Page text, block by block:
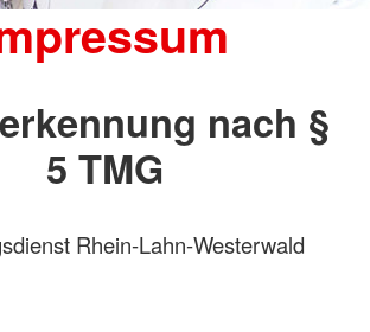
nach §
5 TMG
Rhein-Lahn-Westerwald